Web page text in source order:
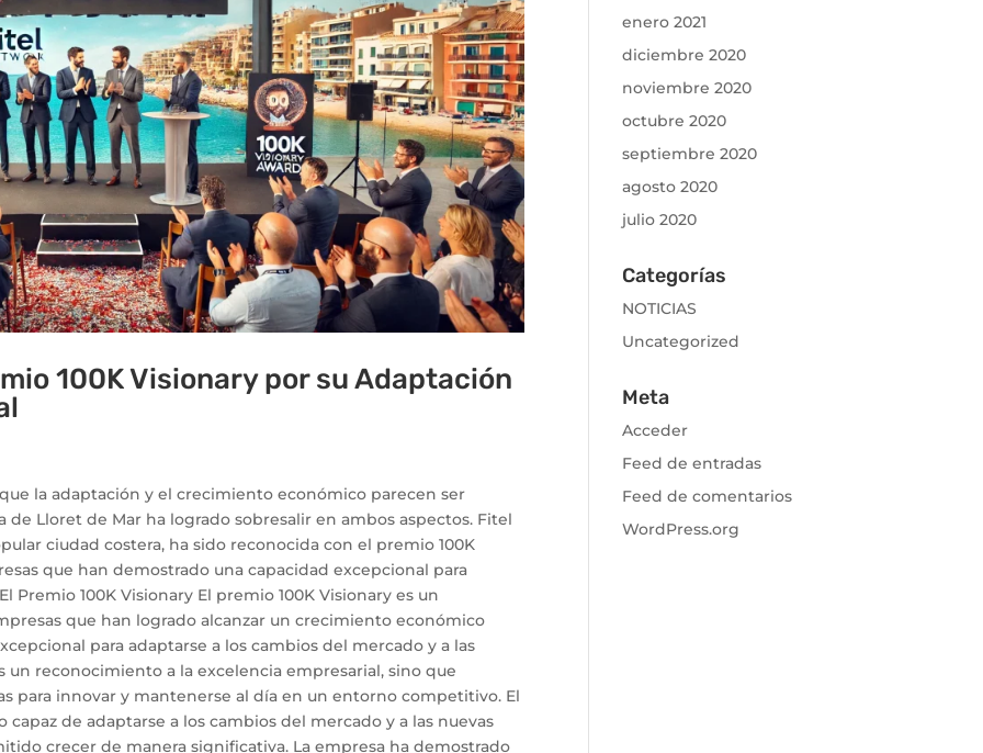
100K Visionary por su Adaptación
la adaptación y el crecimiento económico parecen ser
de Lloret de Mar ha logrado sobresalir en ambos aspectos. Fitel
ciudad costera, ha sido reconocida con el premio 100K
que han demostrado una capacidad excepcional para
Premio 100K Visionary El premio 100K Visionary es un
que han logrado alcanzar un crecimiento económico
para adaptarse a los cambios del mercado y a las
un reconocimiento a la excelencia empresarial, sino que
para innovar y mantenerse al día en un entorno competitivo. El
de adaptarse a los cambios del mercado y a las nuevas
crecer de manera significativa. La empresa ha demostrado
enero 2021
diciembre 2020
noviembre 2020
octubre 2020
septiembre 2020
agosto 2020
julio 2020
Categorías
NOTICIAS
Uncategorized
Meta
Acceder
Feed de entradas
Feed de comentarios
WordPress.org